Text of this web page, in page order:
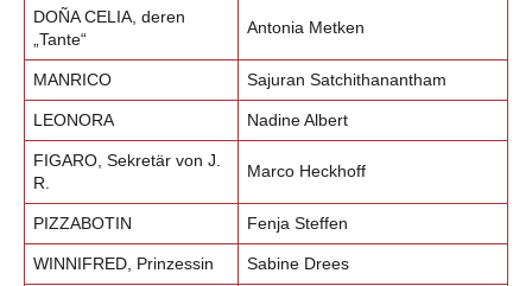
DOÑA CELIA, deren
„Tante“
Antonia Metken
MANRICO Sajuran Satchithanantham
LEONORA Nadine Albert
FIGARO, Sekretär von J.
R.
Marco Heckhoff
PIZZABOTIN Fenja Steffen
WINNIFRED, Prinzessin Sabine Drees